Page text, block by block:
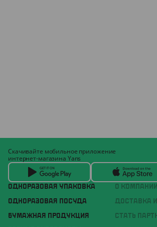
ОДНОРАЗОВАЯ УПАКОВКА
ОДНОРАЗОВАЯ ПОСУДА
БУМАЖНАЯ ПРОДУКЦИЯ
О КОМПАНИИ
ДОСТАВКА
СТАТЬ
Скачивайте мобильное приложение
интернет-магазина Yans